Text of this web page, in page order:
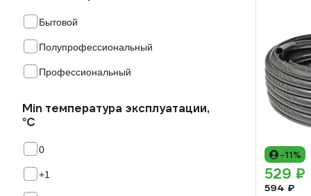
Бытовой
Полупрофессиональный
Профессиональный
Min температура эксплуатации,
°С
0
+1
-11%
529 ₽
594 ₽